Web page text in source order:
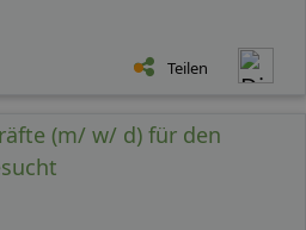
Teilen
(m/ w/ d) für den